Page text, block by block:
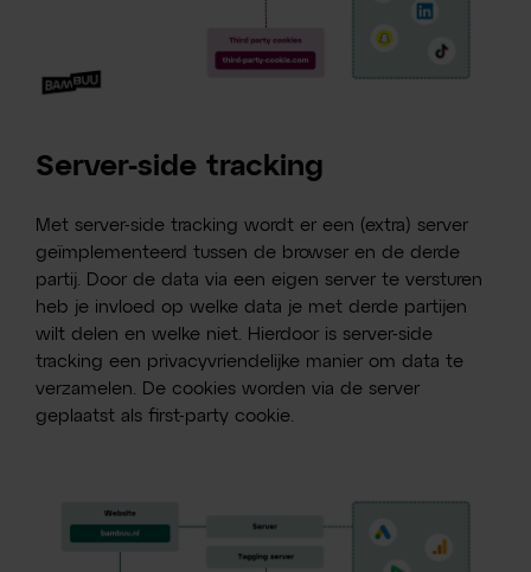
Server-side tracking
Met server-side tracking wordt er een (extra) server
geïmplementeerd tussen de browser en de derde
partij. Door de data via een eigen server te versturen
heb je invloed op welke data je met derde partijen
wilt delen en welke niet. Hierdoor is server-side
tracking een privacyvriendelijke manier om data te
verzamelen. De cookies worden via de server
geplaatst als first-party cookie.